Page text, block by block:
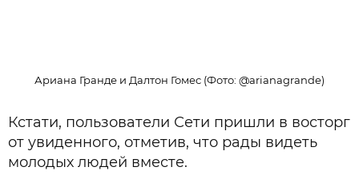
Ариана Гранде и Далтон Гомес (Фото: @arianagrande)
Кстати, пользователи Сети пришли в восторг
от увиденного, отметив, что рады видеть
молодых людей вместе.